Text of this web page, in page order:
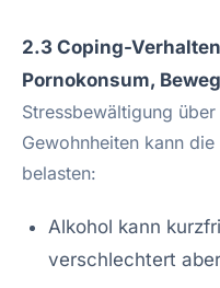
2.3 Coping-
Pornokonsum,
Stressbewältigung
Gewohnheiten kann
belasten:
Alkohol kann
verschlechtert